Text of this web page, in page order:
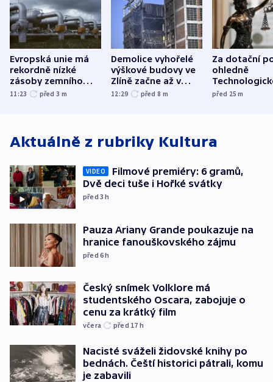
Evropská unie má
rekordně nízké
zásoby zemního
plynu
11:23 před 3 m
Demolice vyhořelé
výškové budovy ve
Zlíně začne až v
následujících dnech
12:29 před 8 m
Za dotační
ohledně
parku poslal
před 25m
Aktuálně z rubriky Kultura
VIDEO
Filmové premiéry: 6 gramů,
Dvě deci tuše i Hořké svátky
před 3h
Pauza Ariany Grande poukazuje na
hranice fanouškovského zájmu
před 6h
Český snímek Volklore má
studentského Oscara, zabojuje o
cenu za krátký film
včera před 17 h
Nacisté sváželi židovské knihy po
bednách. Čeští historici pátrali, komu
je zabavili